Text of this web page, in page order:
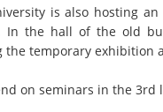
is also hosting
In the hall of the old
the temporary exhibition
on seminars in the